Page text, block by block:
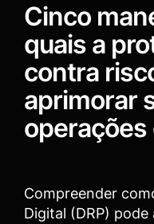
Cinco
quais a
contra
aprimorar
Compreender
Digital (DRP)